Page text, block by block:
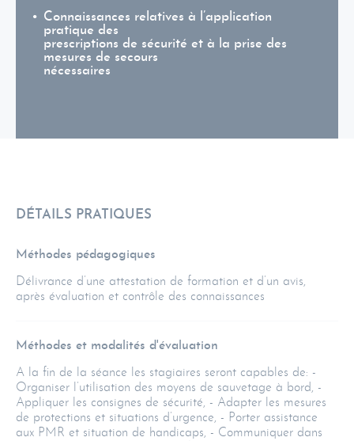
Connaissances relatives à l’application
pratique des
prescriptions de sécurité et à la prise des
mesures de secours
nécessaires
DÉTAILS PRATIQUES
Méthodes pédagogiques
Délivrance d’une attestation de formation et d’un avis,
après évaluation et contrôle des connaissances
Méthodes et modalités d'évaluation
A la fin de la séance les stagiaires seront capables de: -
Organiser l’utilisation des moyens de sauvetage à bord, -
Appliquer les consignes de sécurité, - Adapter les mesures
de protections et situations d’urgence, - Porter assistance
aux PMR et situation de handicaps, - Communiquer dans